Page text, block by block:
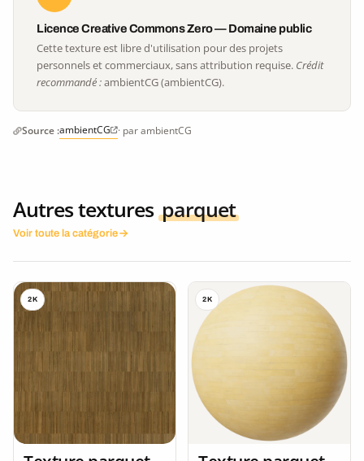
Licence Creative Commons Zero — Domaine public
Cette texture est libre d'utilisation pour des projets
personnels et commerciaux, sans attribution requise. Crédit
recommandé :ambientCG (ambientCG).
Source :ambientCG · par ambientCG
Autres textures parquet
Voir toute la catégorie
2K 2K